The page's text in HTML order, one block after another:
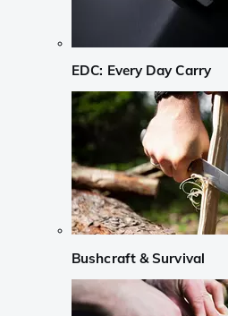
EDC: Every Day Carry
Bushcraft & Survival